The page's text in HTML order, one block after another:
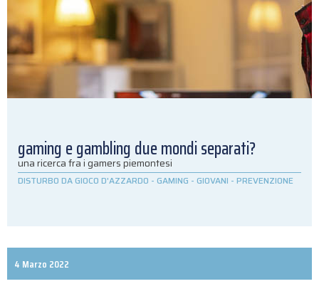
gaming e gambling due mondi separati?
una ricerca fra i gamers piemontesi
DISTURBO DA GIOCO D'AZZARDO - GAMING - GIOVANI - PREVENZIONE
4 Marzo 2022